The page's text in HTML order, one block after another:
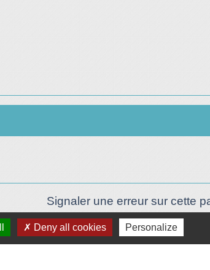
Signaler une erreur sur cette
Deny all cookies Personalize